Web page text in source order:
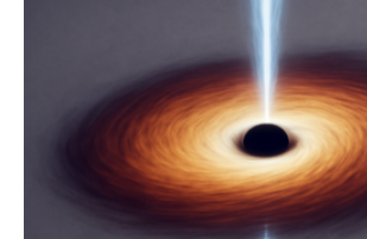
Quantenmotoren voranbringen. Das
Wissenschaftsjournal Science
die Herleitung. (DOI: 10.1126/
Verbrennungsmotoren oder
Wärmekraftmaschinen: Sie wandeln
Energie in mechanische Bewegung um
ausgedrückt, Wärme in Bewegung. In